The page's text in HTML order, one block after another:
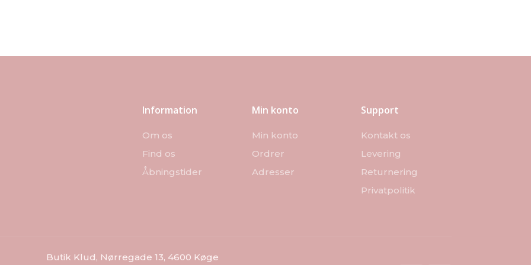
Information
Om os
Find os
Åbningstider
Min konto
Min konto
Ordrer
Adresser
Support
Kontakt os
Levering
Returnering
Privatpolitik
Butik Klud, Nørregade 13, 4600 Køge